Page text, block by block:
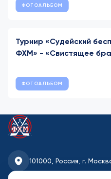
ФОТОАЛЬБОМ
Турнир «Судейский
ФХМ» - «Свистящее
ФОТОАЛЬБОМ
101000, Россия, г.